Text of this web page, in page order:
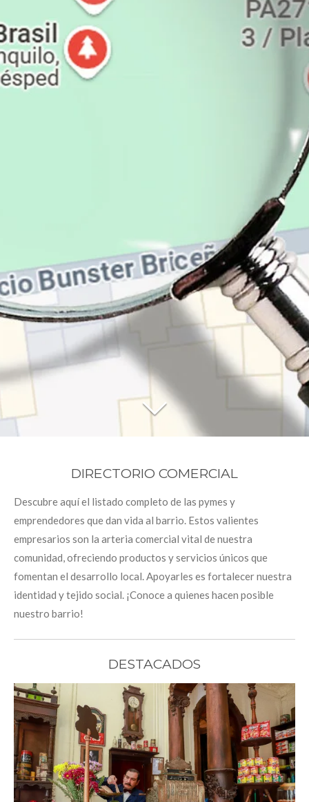
DIRECTORIO COMERCIAL
Descubre aquí el listado completo de las pymes y
emprendedores que dan vida al barrio. Estos valientes
empresarios son la arteria comercial vital de nuestra
comunidad, ofreciendo productos y servicios únicos que
fomentan el desarrollo local. Apoyarles es fortalecer nuestra
identidad y tejido social. ¡Conoce a quienes hacen posible
nuestro barrio!
DESTACADOS